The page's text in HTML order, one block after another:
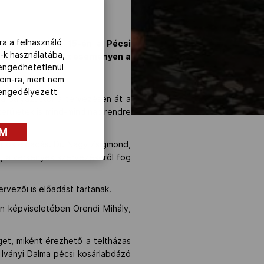
sor május 15-én a Pécsi
Az eseményen a
pályázástól a tervezésen át a
is mind-mind napirendre
előadás. Dr. Nagy Zsigmond,
a versenyek szervezéséről fog
is előadást tartanak.
Orendi Mihály,
miként érezhető a teltházas
Dalma pécsi kosárlabdázó
a felhasználó
használatába,
ra, mert nem